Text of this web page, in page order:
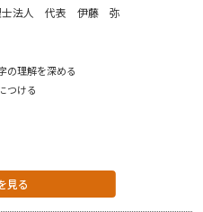
士法人 代表 伊藤 弥
の理解を深める
つける
見る